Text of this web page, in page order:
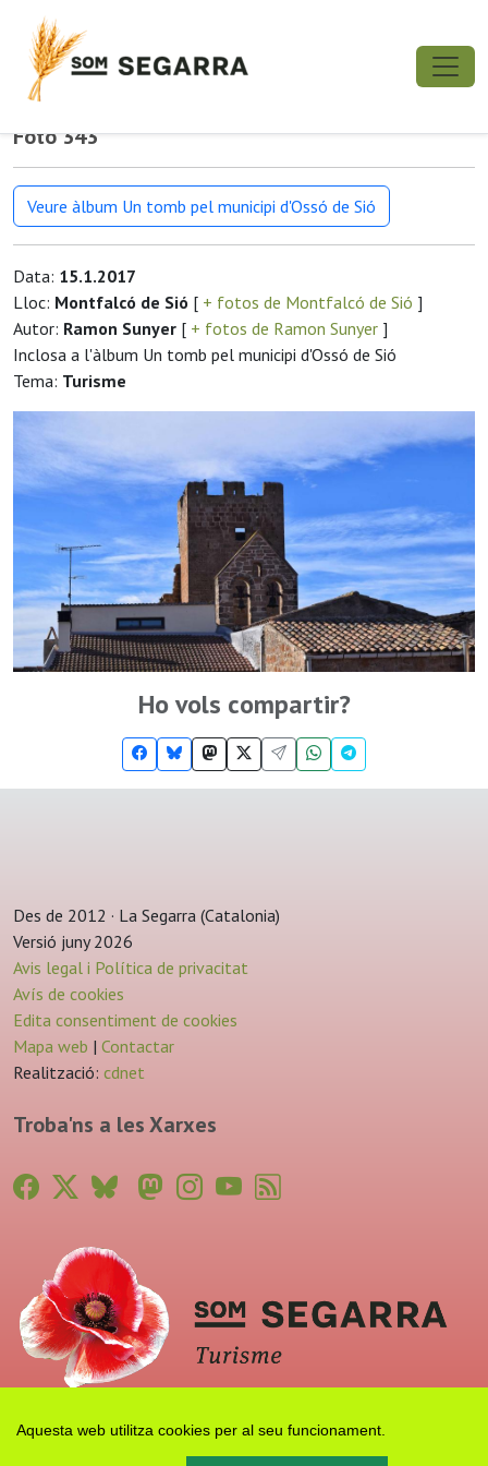
Aquesta web utilitza cookies per al seu funcionament.
Foto 343
Veure àlbum Un tomb pel municipi d'Ossó de Sió
Data: 15.1.2017
Lloc: Montfalcó de Sió [ + fotos de Montfalcó de Sió ]
Autor: Ramon Sunyer [ + fotos de Ramon Sunyer ]
Inclosa a l'àlbum Un tomb pel municipi d'Ossó de Sió
Tema: Turisme
Ho vols compartir?
Des de 2012 · La Segarra (Catalonia)
Versió juny 2026
Avis legal i Política de privacitat
Avís de cookies
Edita consentiment de cookies
Mapa web | Contactar
Realització: cdnet
Troba'ns a les Xarxes